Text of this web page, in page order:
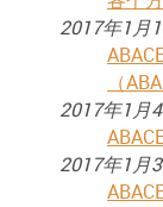
2017年1月
（
2017年1月
2017年1月